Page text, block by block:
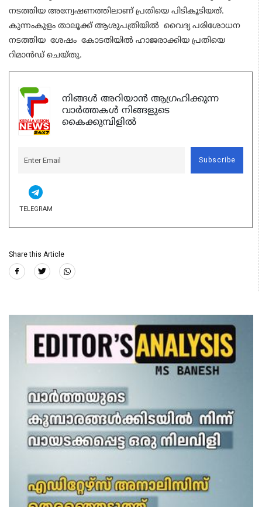
നടത്തിയ അന്വേഷണത്തിലാണ് പ്രതിയെ പിടികൂടിയത്.
കുന്നംകുളം താലൂക്ക് ആശുപത്രിയിൽ വൈദ്യ പരിശോധന
നടത്തിയ ശേഷം കോടതിയിൽ ഹാജരാക്കിയ പ്രതിയെ
റിമാൻഡ് ചെയ്തു.
നിങ്ങൾ അറിയാൻ ആഗ്രഹിക്കുന്ന
വാർത്തകൾ നിങ്ങളുടെ
കൈക്കുമ്പിളിൽ
Subscribe
TELEGRAM
Share this Article